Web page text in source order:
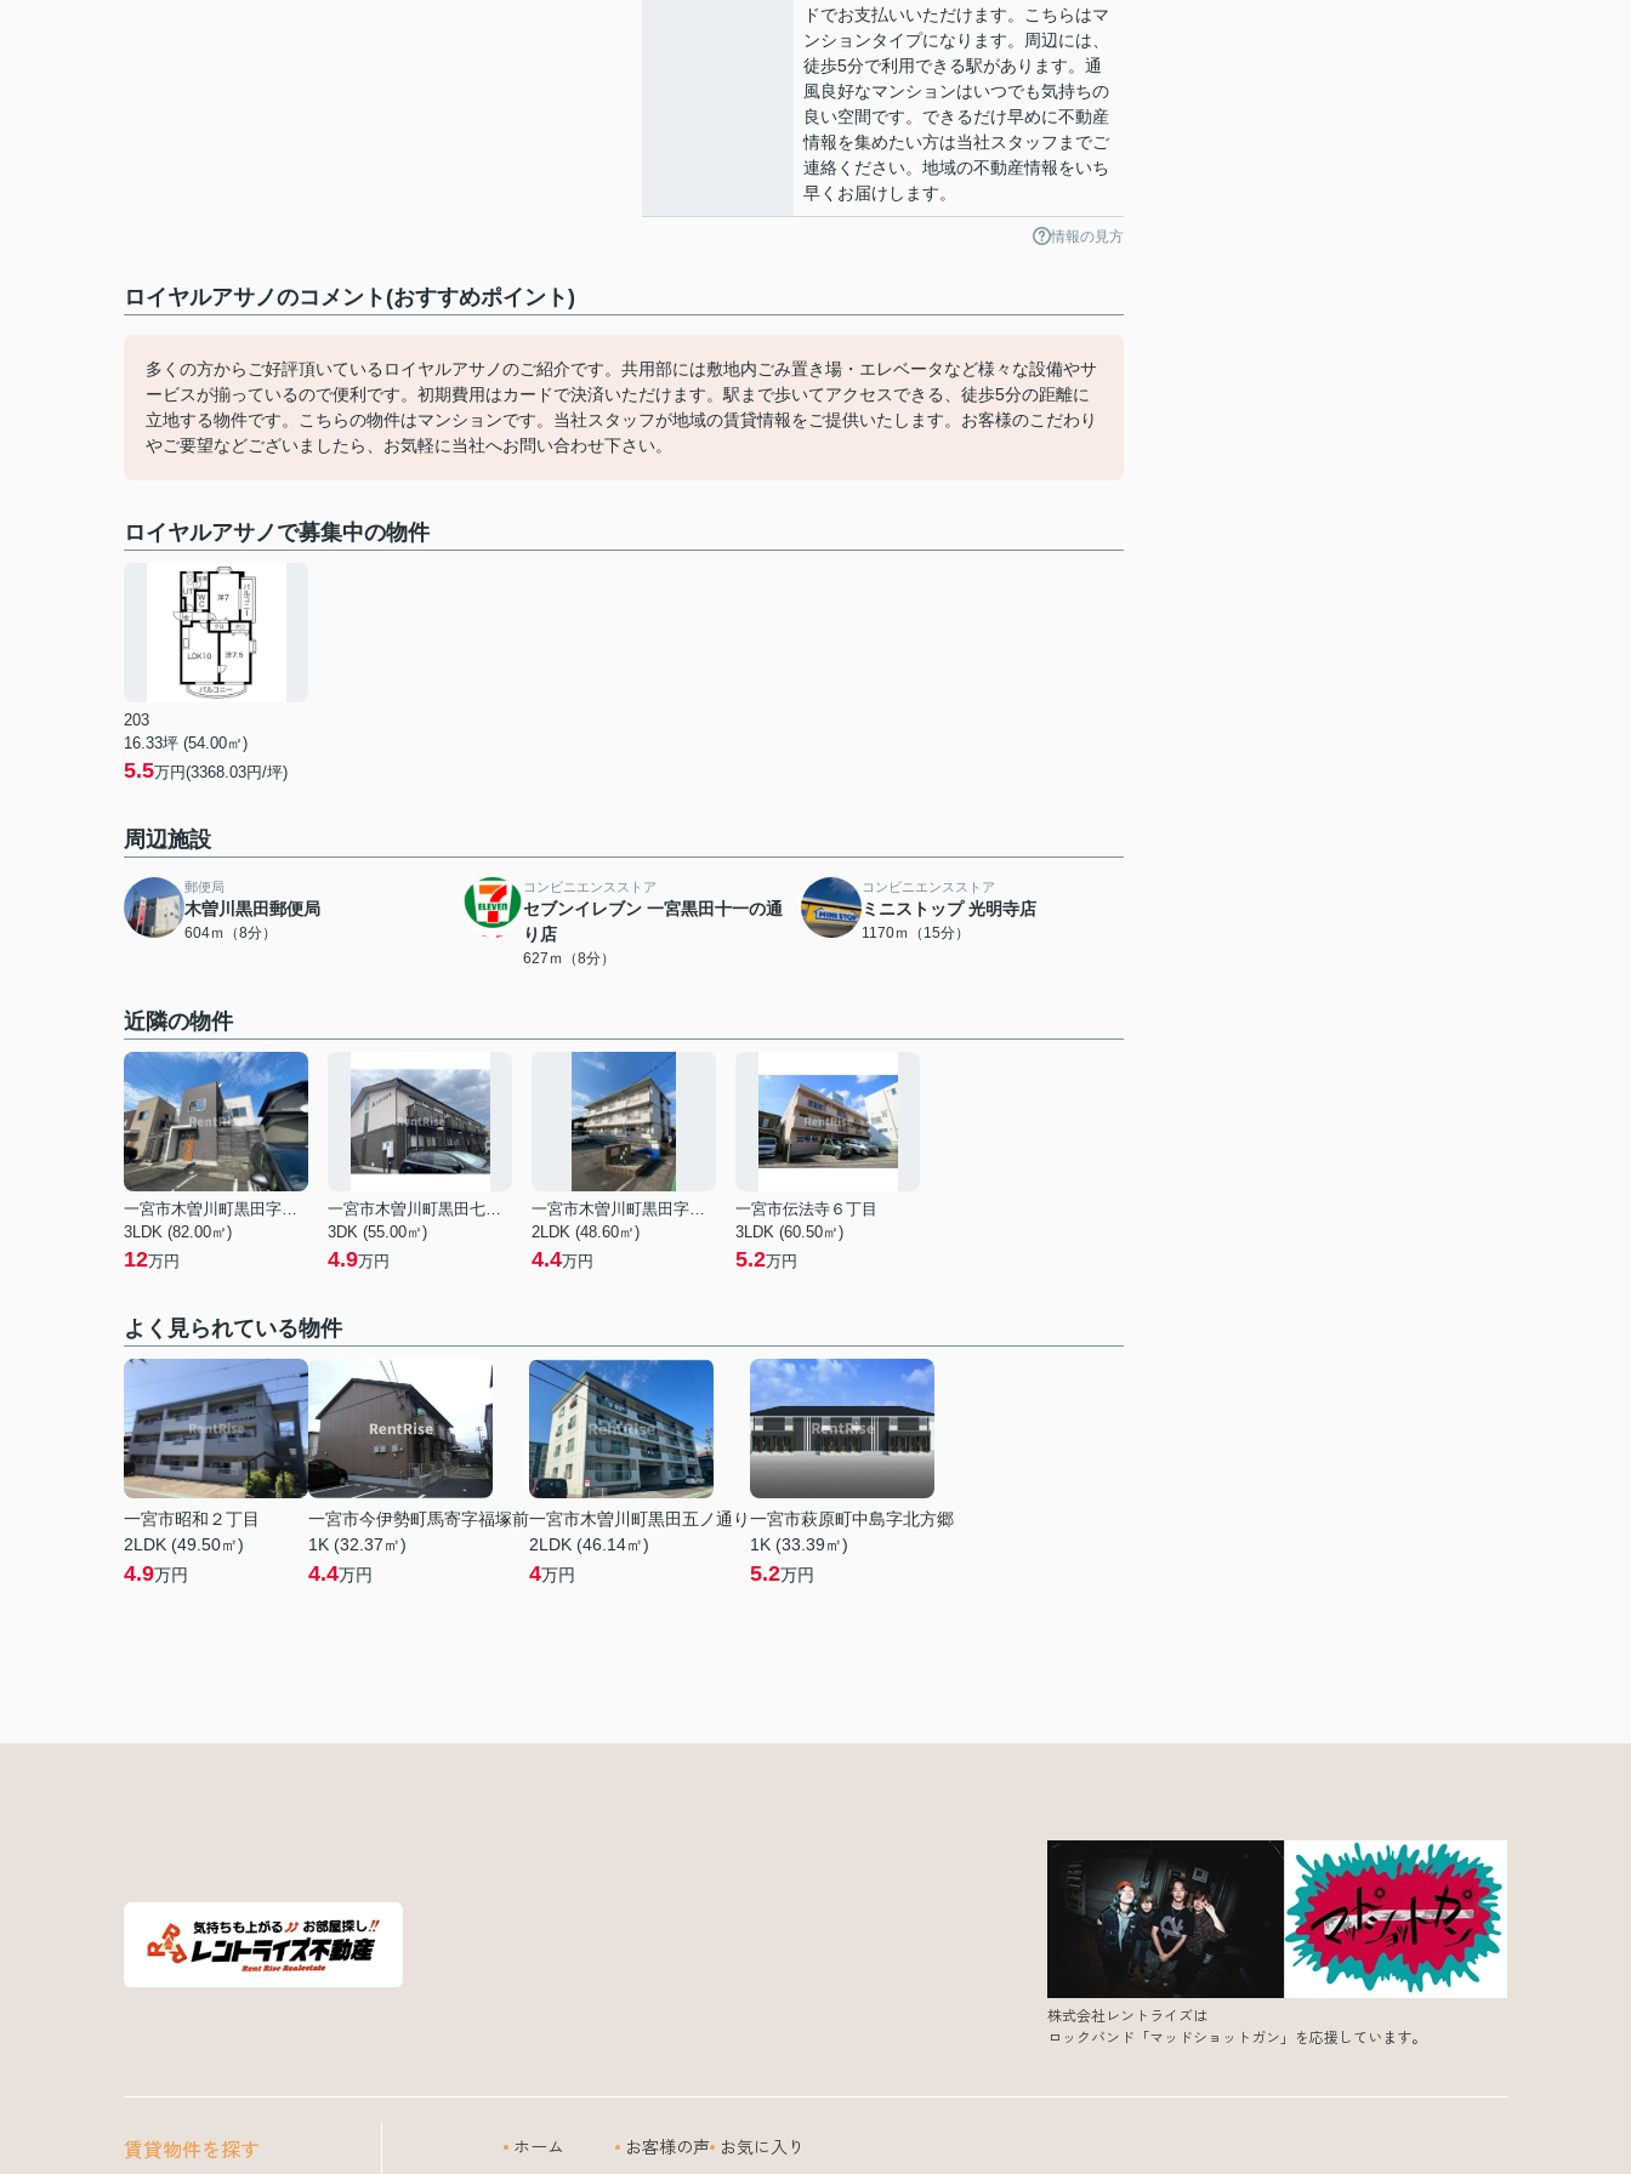
ドでお支払いいただけます。こちらはマ
ンションタイプになります。周辺には、
徒歩5分で利用できる駅があります。通
風良好なマンションはいつでも気持ちの
良い空間です。できるだけ早めに不動産
情報を集めたい方は当社スタッフまでご
連絡ください。地域の不動産情報をいち
早くお届けします。
情報の見方
ロイヤルアサノのコメント(おすすめポイント)
多くの方からご好評頂いているロイヤルアサノのご紹介です。共用部には敷地内ごみ置き場・エレベータなど様々な設備やサ
ービスが揃っているので便利です。初期費用はカードで決済いただけます。駅まで歩いてアクセスできる、徒歩5分の距離に
立地する物件です。こちらの物件はマンションです。当社スタッフが地域の賃貸情報をご提供いたします。お客様のこだわり
やご要望などございましたら、お気軽に当社へお問い合わせ下さい。
ロイヤルアサノで募集中の物件
203
16.33坪 (54.00㎡)
5.5万円(3368.03円/坪)
周辺施設
郵便局
木曽川黒田郵便局
604ｍ（8分）
コンビニエンスストア
セブンイレブン 一宮黒田十一の通
り店
627ｍ（8分）
コンビニエンスストア
ミニストップ 光明寺店
1170ｍ（15分）
近隣の物件
一宮市木曽川町黒田字酉新田西ノ切
3LDK (82.00㎡)
12万円
一宮市木曽川町黒田七ノ通り
3DK (55.00㎡)
4.9万円
一宮市木曽川町黒田字篭守西
2LDK (48.60㎡)
4.4万円
一宮市伝法寺６丁目
3LDK (60.50㎡)
5.2万円
よく見られている物件
一宮市昭和２丁目
2LDK (49.50㎡)
4.9万円
一宮市今伊勢町馬寄字福塚前
1K (32.37㎡)
4.4万円
一宮市木曽川町黒田五ノ通り
2LDK (46.14㎡)
4万円
一宮市萩原町中島字北方郷
1K (33.39㎡)
5.2万円
株式会社レントライズは
ロックバンド「マッドショットガン」を応援しています。
賃貸物件を探す ホーム お客様の声 お気に入り